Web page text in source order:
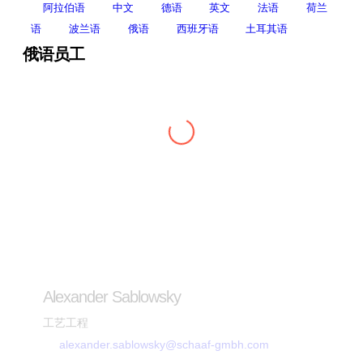
阿拉伯语 中文 德语 英文 法语
荷兰
语
波兰语 俄语 西班牙语 土耳其语
俄语员工
Alexander Sablowsky
工艺工程
alexander.sablowsky@schaaf-gmbh.com